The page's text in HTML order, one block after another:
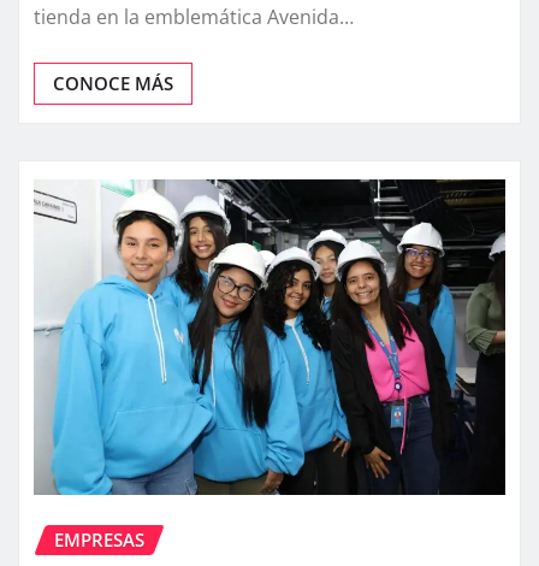
tienda en la emblemática Avenida…
CONOCE MÁS
EMPRESAS